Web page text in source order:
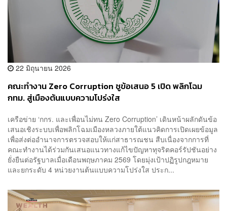
22 มิถุนายน 2026
คณะทำงาน Zero Corruption ชูข้อเสนอ 5 เปิด พลิกโฉม
กทม. สู่เมืองต้นแบบความโปร่งใส
เครือข่าย ‘กกร. และเพื่อนไม่ทน Zero Corruption’ เดินหน้าผลักดันข้อ
เสนอเชิงระบบเพื่อพลิกโฉมเมืองหลวงภายใต้แนวคิดการเปิดเผยข้อมูล
เพื่อส่งต่ออำนาจการตรวจสอบให้แก่สาธารณชน สืบเนื่องจากการที่
คณะทำงานได้ร่วมกันเสนอแนวทางแก้ไขปัญหาทุจริตคอร์รัปชันอย่าง
ยั่งยืนต่อรัฐบาลเมื่อเดือนพฤษภาคม 2569 โดยมุ่งเป้าปฏิรูปกฎหมาย
และยกระดับ 4 หน่วยงานต้นแบบความโปร่งใส ประก...